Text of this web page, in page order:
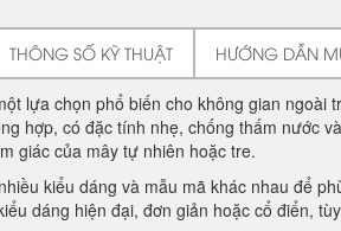
THÔNG SỐ KỸ THUẬT HƯỚNG DẪN
lựa chọn phổ biến cho không gian
hợp, có đặc tính nhẹ, chống thấm nước
giác của mây tự nhiên hoặc tre.
kiểu dáng và mẫu mã khác nhau để
dáng hiện đại, đơn giản hoặc cổ điển,